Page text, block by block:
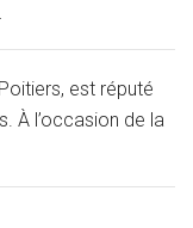
est réputé
À l’occasion de la